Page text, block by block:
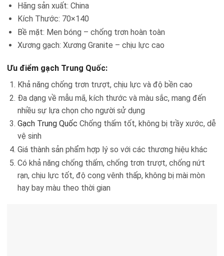
Hãng sản xuất: China
Kích Thước: 70×140
Bề mặt: Men bóng – chống trơn hoàn toàn
Xương gạch: Xương Granite – chịu lực cao
Ưu điểm gạch Trung Quốc:
Khả năng chống trơn trượt, chịu lực và độ bền cao
Đa dạng về mẫu mã, kích thước và màu sắc, mang đến
nhiều sự lựa chọn cho người sử dụng
Gạch Trung Quốc Chống thấm tốt, không bị trầy xước, dễ
vệ sinh
Giá thành sản phẩm hợp lý so với các thương hiệu khác
Có khả năng chống thấm, chống trơn trượt, chống nứt
rạn, chịu lực tốt, độ cong vênh thấp, không bị mài mòn
hay bay màu theo thời gian